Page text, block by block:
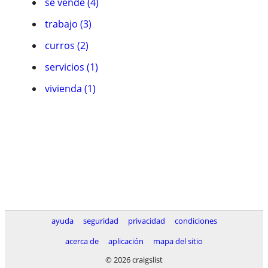
trabajo (3)
curros (2)
servicios (1)
vivienda (1)
ayuda seguridad privacidad
condiciones
acerca de
aplicación
mapa del sitio
© 2026 craigslist